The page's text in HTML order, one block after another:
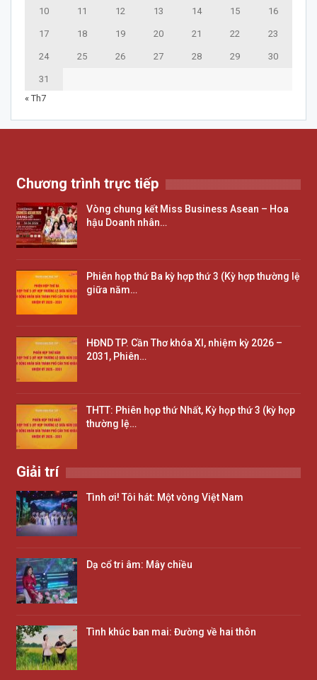
10 11 12 13 14 15 16
17 18 19 20 21 22 23
24 25 26 27 28 29 30
31
« Th7
Chương trình trực tiếp
Vòng chung kết Miss Business Asean – Hoa
hậu Doanh nhân…
Phiên họp thứ Ba kỳ hợp thứ 3 (Kỳ hợp thường lệ
giữa năm…
HĐND TP. Cần Thơ khóa XI, nhiệm kỳ 2026 –
2031, Phiên…
THTT: Phiên họp thứ Nhất, Kỳ họp thứ 3 (kỳ họp
thường lệ…
Giải trí
Tình ơi! Tôi hát: Một vòng Việt Nam
Dạ cổ tri âm: Mây chiều
Tình khúc ban mai: Đường về hai thôn